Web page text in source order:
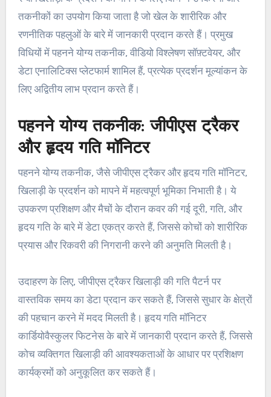
तकनीकों का उपयोग किया जाता है जो खेल के शारीरिक और
रणनीतिक पहलुओं के बारे में जानकारी प्रदान करते हैं। प्रमुख
विधियों में पहनने योग्य तकनीक, वीडियो विश्लेषण सॉफ़्टवेयर, और
डेटा एनालिटिक्स प्लेटफार्म शामिल हैं, प्रत्येक प्रदर्शन मूल्यांकन के
लिए अद्वितीय लाभ प्रदान करते हैं।
पहनने योग्य तकनीक: जीपीएस ट्रैकर
और हृदय गति मॉनिटर
पहनने योग्य तकनीक, जैसे जीपीएस ट्रैकर और हृदय गति मॉनिटर,
खिलाड़ी के प्रदर्शन को मापने में महत्वपूर्ण भूमिका निभाती है। ये
उपकरण प्रशिक्षण और मैचों के दौरान कवर की गई दूरी, गति, और
हृदय गति के बारे में डेटा एकत्र करते हैं, जिससे कोचों को शारीरिक
प्रयास और रिकवरी की निगरानी करने की अनुमति मिलती है।
उदाहरण के लिए, जीपीएस ट्रैकर खिलाड़ी की गति पैटर्न पर
वास्तविक समय का डेटा प्रदान कर सकते हैं, जिससे सुधार के क्षेत्रों
की पहचान करने में मदद मिलती है। हृदय गति मॉनिटर
कार्डियोवैस्कुलर फिटनेस के बारे में जानकारी प्रदान करते हैं, जिससे
कोच व्यक्तिगत खिलाड़ी की आवश्यकताओं के आधार पर प्रशिक्षण
कार्यक्रमों को अनुकूलित कर सकते हैं।